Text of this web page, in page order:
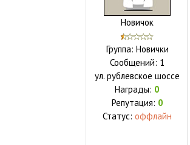
Новичок
Группа: Новички
Сообщений: 1
ул.рублевское шоссе
Награды: 0
Репутация: 0
Статус:оффлайн